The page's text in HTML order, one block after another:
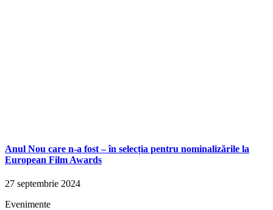
Anul Nou care n-a fost – în selecția pentru nominalizările la
European Film Awards
27 septembrie 2024
Evenimente